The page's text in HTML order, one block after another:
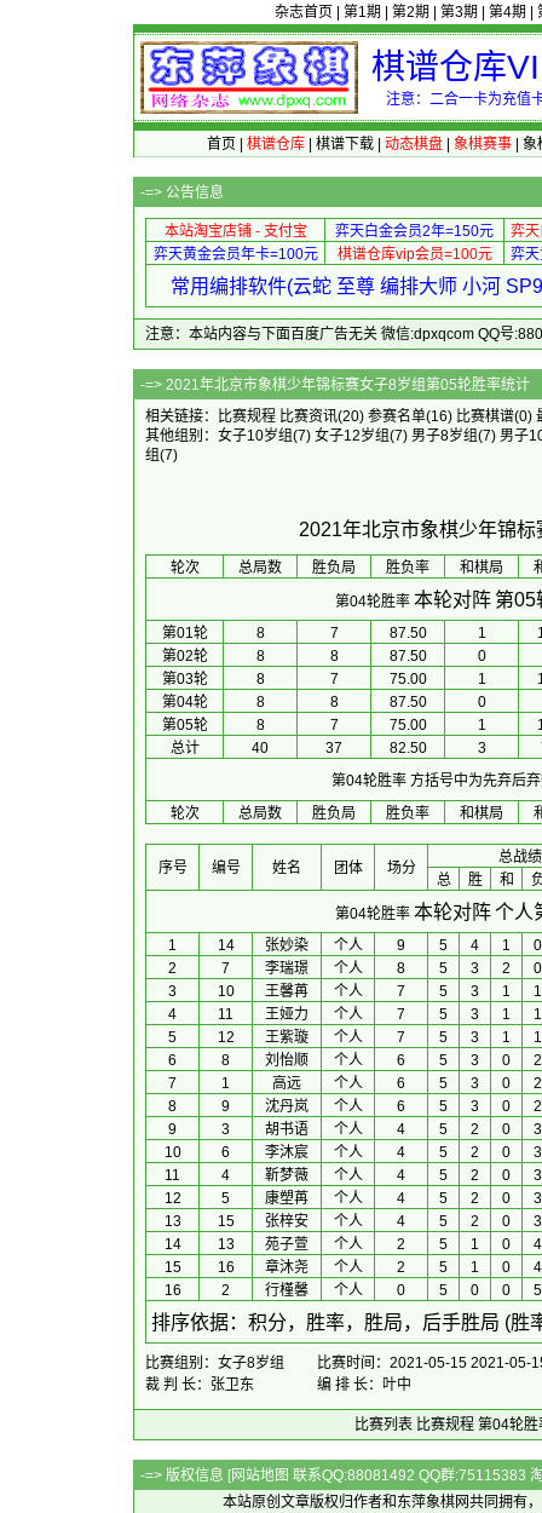
杂志首页 第1期 第2期 第3期 第4期
棋谱仓库
注意：二合一卡为充值
首页 棋谱仓库| 棋谱下载| 动态棋盘| 象棋赛事| 象
-=> 公告信息
本站淘宝店铺 - 支付宝 弈天白金会员2年=150元
弈
弈天黄金会员年卡=100元
棋谱仓库vip会员=100元 弈
常用编排软件(云蛇 至尊 编排大师 小河
注意：本站内容与下面百度广告无关 微信:dpxqcom QQ号
-=> 2021年北京市象棋少年锦标
相关链接：
比赛规程 比赛资讯(20) 参赛名单(16) 比赛棋谱(0)
其他组别： 女子10岁组(7) 女子12岁组(7) 男子8岁组(7) 男子
组(7)
2021年北京市象棋少年锦
轮次 总局数 胜负局 胜负率 和棋局
第04轮胜率 本轮对阵 第05
第01轮 8 7 87.50 1
第02轮
8 8 87.50
0
第03轮
8 7 75.00 1
第04轮
8 8 87.50
0
第05轮
8 7 75.00 1
总计
40 37 82.50 3
第04轮胜率方括号中为先弃后
轮次
总局数 胜负局 胜负率 和棋局
序号 编号 姓名 团体 场分
总战绩
总
胜 和
第04轮胜率 本轮对阵个人
1 14 张妙染 个人 9 5 4 1
0
2
7 李瑞璟 个人 8 5 3 2
0
3
10 王馨苒 个人 7 5 3 1
1
4
11 王娅力 个人 7 5 3 1
1
5
12 王紫璇 个人 7 5 3 1
1
6
8 刘怡顺 个人 6 5 3 0
2
7
1 高远 个人 6 5 3 0
2
8
9 沈丹岚 个人 6 5 3 0
2
9
3 胡书语 个人 4 5 2 0
3
10
6 李沐宸 个人 4 5 2 0
3
11
4 靳梦薇 个人 4 5 2 0
3
12
5 康塑苒 个人 4 5 2 0
3
13
15 张梓安 个人 4 5 2 0
3
14
13 苑子萱 个人 2 5 1 0
4
15
16 章沐尧 个人 2 5 1 0
4
16
2 行槿馨 个人 0 5 0 0 5
排序依据：积分，胜率，胜局，后手胜局 (胜
比赛组别：女子8岁组
比赛时间：2021-05-15 2021-05-
裁 判 长：张卫东
编 排 长：叶中
比赛列表 比赛规程 第04轮胜
-=> 版权信息 [网站地图 联系QQ:88081492 QQ群:75115383
本站原创文章版权归作者和 东萍象棋网共同拥有